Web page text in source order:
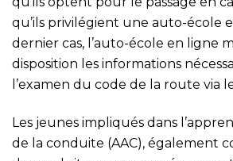
qu’ils privilégient une auto-école
dernier cas, l’auto-école en ligne
disposition les informations
l’examen du code de la route via
Les jeunes impliqués dans
de la conduite (AAC), également